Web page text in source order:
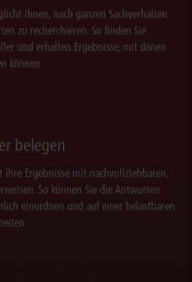
Ihnen, nach ganzen Sachverhalten
zu recherchieren. So finden Sie
und erhalten Ergebnisse, mit denen
können.
belegen
ihre Ergebnisse mit nachvollziehbaren,
So können Sie die Antworten
einordnen und auf einer belastbaren